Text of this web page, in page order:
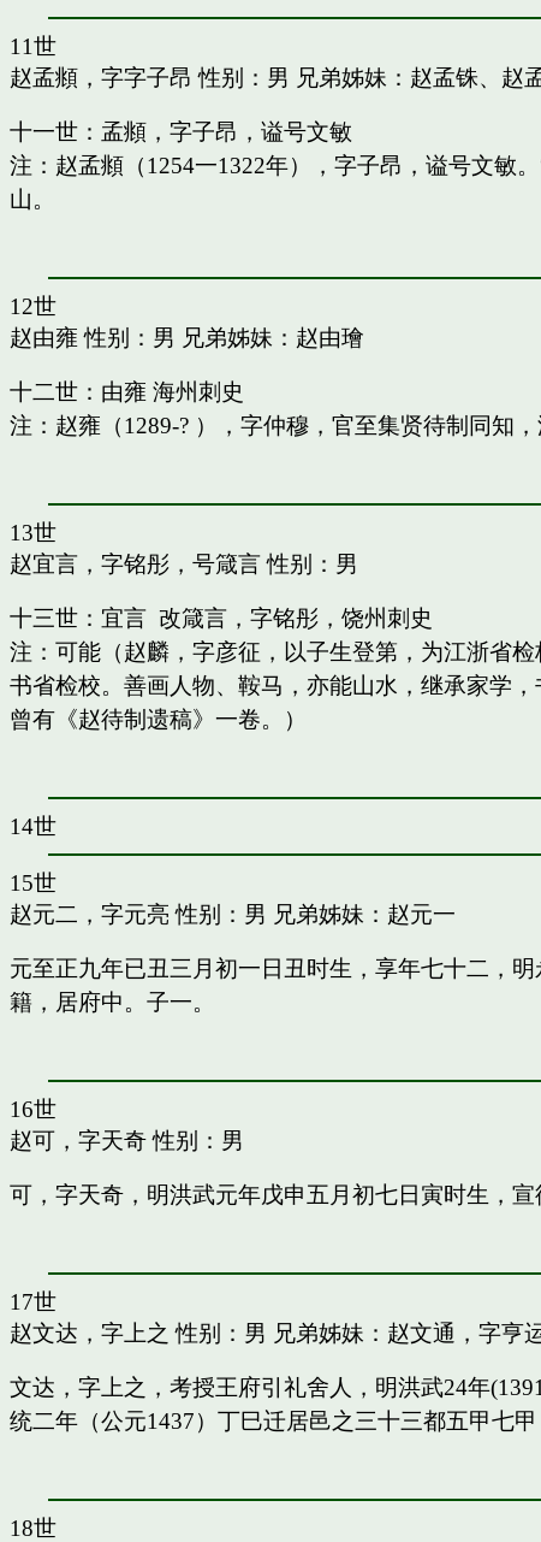
11世
赵孟頫，字字子昂 性别：男 兄弟姊妹： 赵孟铢、 赵
十一世：孟頫，字子昂，谥号文敏
注：赵孟頫（1254一1322年），字子昂，谥号文敏
山。
12世
赵由雍 性别：男 兄弟姊妹： 赵由璯
十二世：由雍 海州刺史
注：赵雍（1289-? ），字仲穆，官至集贤待制同知
13世
赵宜言，字铭彤，号箴言性别：男
十三世：宜言 改箴言，字铭彤，饶州刺史
注：可能（赵麟，字彦征，以子生登第，为江浙省
书省检校。善画人物、鞍马，亦能山水，继承家学
曾有《赵待制遗稿》一卷。）
14世
15世
赵元二，字元亮 性别：男 兄弟姊妹： 赵元一
元至正九年已丑三月初一日丑时生，享年七十二，
籍，居府中。子一。
16世
赵可，字天奇性别：男
可，字天奇，明洪武元年戊申五月初七日寅时生，
17世
赵文达，字上之 性别：男 兄弟姊妹： 赵文通，字亨
文达，字上之，考授王府引礼舍人，明洪武24年
统二年（公元1437）丁巳迁居邑之三十三都五甲七
18世